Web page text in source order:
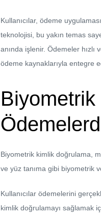
Kullanıcılar, ödeme
teknolojisi, bu yakın temas
anında işlenir. Ödemeler
ödeme kaynaklarıyla entegre
Biyometrik kimlik doğrulama,
ve yüz tanıma gibi biyometrik
Kullanıcılar ödemelerini
kimlik doğrulamayı sağlamak